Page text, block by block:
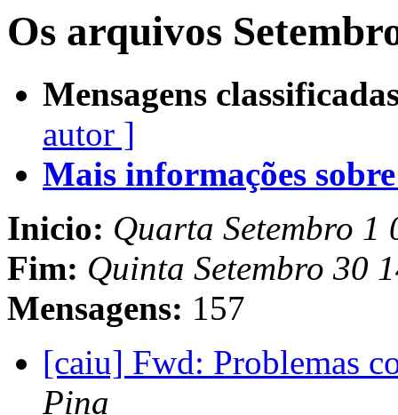
Os arquivos
Mensagens
autor ]
Mais informações
Inicio: Quarta Setembro
Fim: Quinta Setembro 30
Mensagens: 157
[caiu] Fwd: Problemas
Pina